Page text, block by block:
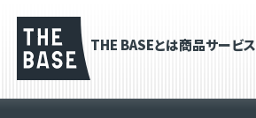
THE BASEとは商品サービス